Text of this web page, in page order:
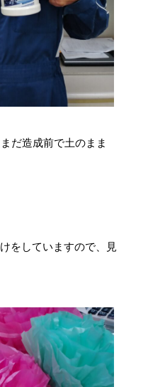
だ造成前で土のまま
をしていますので、見